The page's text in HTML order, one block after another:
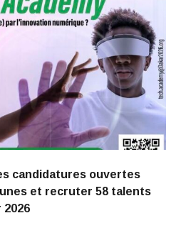
candidatures ouvertes
et recruter 58 talents
2026